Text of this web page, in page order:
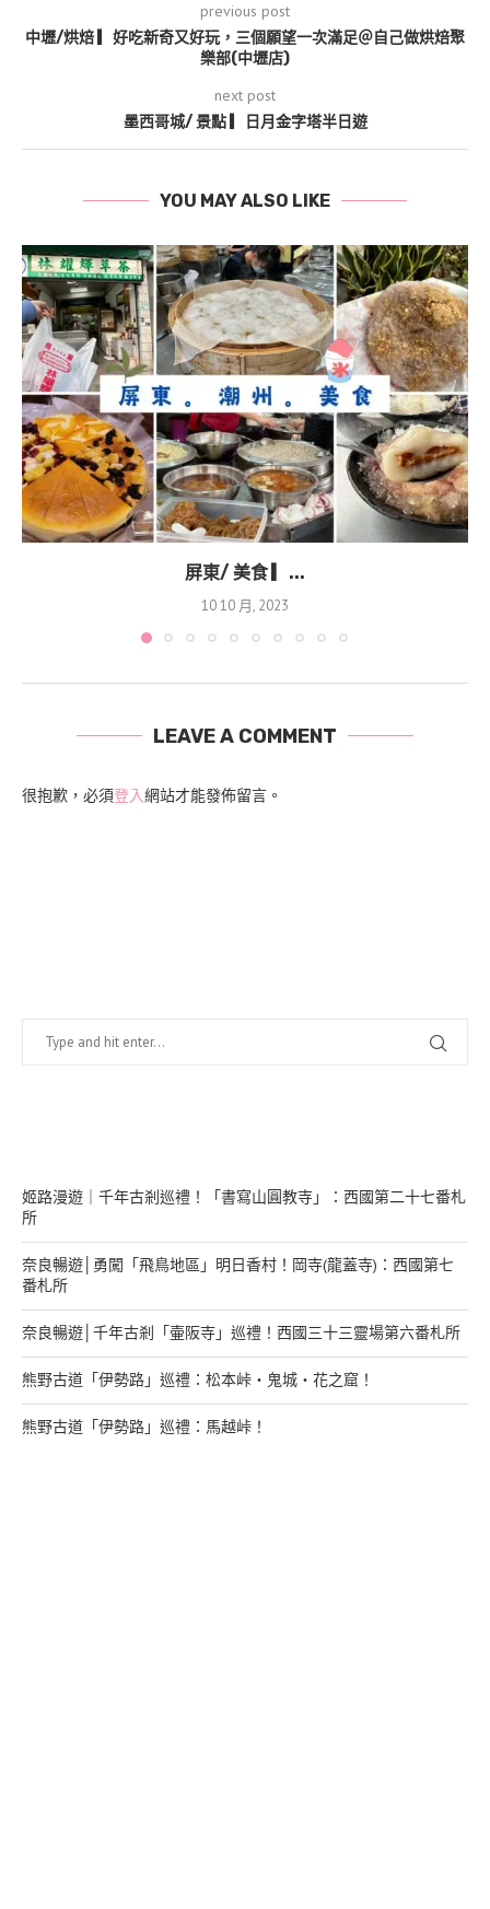
previous post
中壢/烘焙 ▎好吃新奇又好玩，三個願望一次滿足＠自己做烘焙聚
樂部(中壢店)
next post
墨西哥城/ 景點 ▎日月金字塔半日遊
YOU MAY ALSO LIKE
屏東/ 美食 ▎...
10 10 月, 2023
LEAVE A COMMENT
很抱歉，必須登入網站才能發佈留言。
姬路漫遊｜千年古剎巡禮！「書寫山圓教寺」：西國第二十七番札
所
奈良暢遊│勇闖「飛鳥地區」明日香村！岡寺(龍蓋寺)：西國第七
番札所
奈良暢遊│千年古剎「壷阪寺」巡禮！西國三十三靈場第六番札所
熊野古道「伊勢路」巡禮：松本峠・鬼城・花之窟！
熊野古道「伊勢路」巡禮：馬越峠！